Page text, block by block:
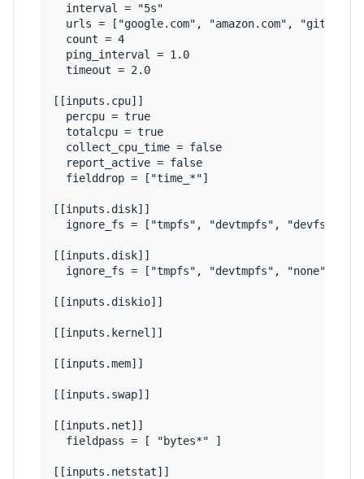
  interval = "5s"
urls = ["google.com", "amazon.com",
  count = 4
  ping_interval = 1.0
  timeout = 2.0
[[inputs.cpu]]
  percpu = true
  totalcpu = true
  collect_cpu_time = false
  report_active = false
  fielddrop = ["time_*"]
[[inputs.disk]]
ignore_fs = ["tmpfs", "devtmpfs", "devfs",
[[inputs.disk]]
ignore_fs = ["tmpfs", "devtmpfs", "none",
[[inputs.diskio]]
[[inputs.kernel]]
[[inputs.mem]]
[[inputs.swap]]
[[inputs.net]]
  fieldpass = [ "bytes*" ]
[[inputs.netstat]]